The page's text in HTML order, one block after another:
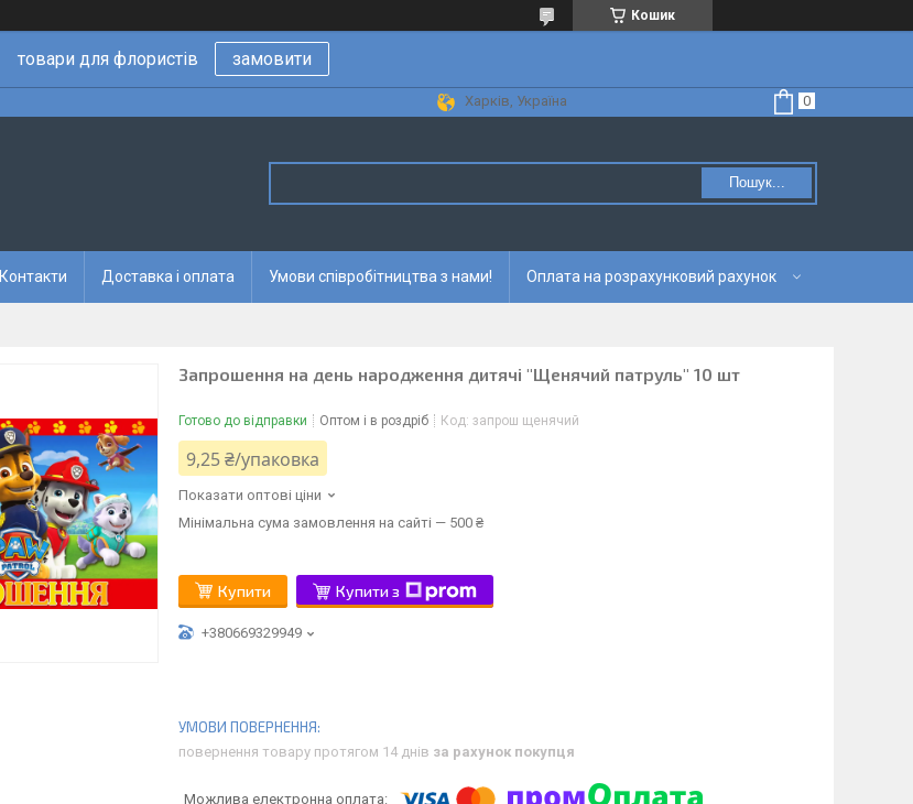
Кошик
товари для флористів замовити
Харків, Україна
Пошук...
Контакти Доставка і оплата Умови співробітництва з нами! Оплата на розрахунковий рахунок
Запрошення на день народження дитячі "Щенячий патруль" 10 шт
Готово до відправки Оптом і в роздріб Код: запрош щенячий
9,25 ₴/упаковка
Показати оптові ціни
Мінімальна сума замовлення на сайті — 500 ₴
Купити Купити з
+380669329949
повернення товару протягом 14 днів за рахунок покупця